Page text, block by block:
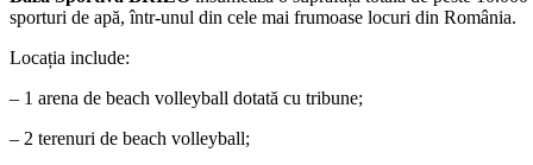
sporturi de apă, într-unul din cele mai frumoase locuri din România.
Locația include:
– 1 arena de beach volleyball dotată cu tribune;
– 2 terenuri de beach volleyball;